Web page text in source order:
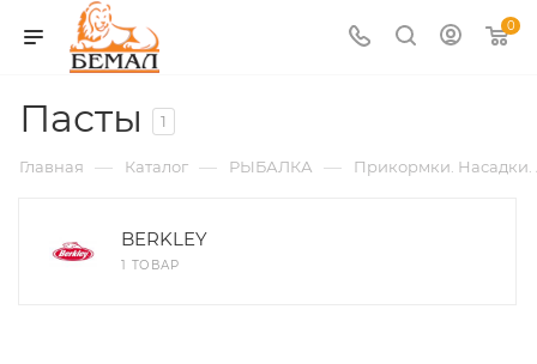
0
Пасты 1
Главная — Каталог — РЫБАЛКА — Прикормки. Насадки.
BERKLEY
1 ТОВАР